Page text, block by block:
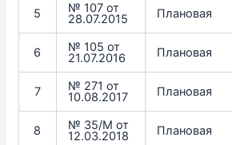
5 № 107 от
28.07.2015 Плановая
6 № 105 от
21.07.2016 Плановая
7 № 271 от
10.08.2017 Плановая
8 № 35/М от
12.03.2018 Плановая